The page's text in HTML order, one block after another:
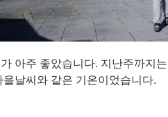
아주 좋았습니다. 지난주까지
을날씨와 같은 기온이었습니다.